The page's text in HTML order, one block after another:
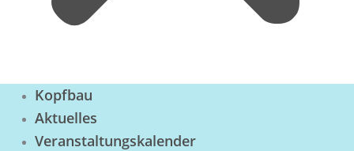
Kopfbau
Aktuelles
Veranstaltungskalender